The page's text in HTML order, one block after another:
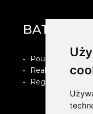
BATEX-POL
-
Pouczenie o
-
Realizacja
-
Regulamin i